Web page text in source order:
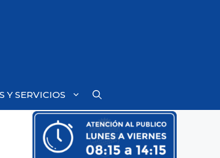
Y SERVICIOS